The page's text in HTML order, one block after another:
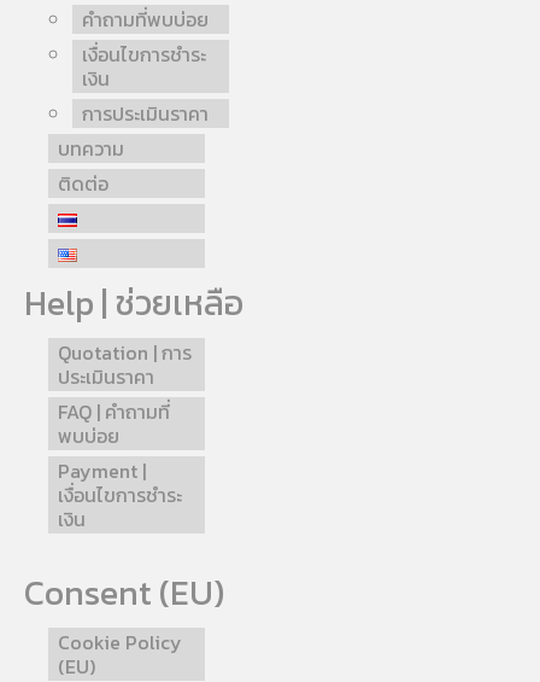
คำถามที่พบบ่อย
เงื่อนไขการชำระ
เงิน
การประเมินราคา
บทความ
ติดต่อ
Help | ช่วยเหลือ
Quotation | การ
ประเมินราคา
FAQ | คำถามที่
พบบ่อย
Payment |
เงื่อนไขการชำระ
เงิน
Consent (EU)
Cookie Policy
(EU)